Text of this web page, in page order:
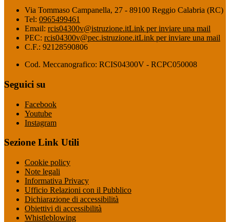
Via Tommaso Campanella, 27 - 89100 Reggio Calabria (RC)
Tel: 0965499461
Email: rcis04300v@istruzione.itLink per inviare una mail
PEC: rcis04300v@pec.istruzione.itLink per inviare una mail
C.F.: 92128590806
Cod. Meccanografico: RCIS04300V - RCPC050008
Seguici su
Facebook
Youtube
Instagram
Sezione Link Utili
Cookie policy
Note legali
Informativa Privacy
Ufficio Relazioni con il Pubblico
Dichiarazione di accessibilità
Obiettivi di accessibilità
Whistleblowing